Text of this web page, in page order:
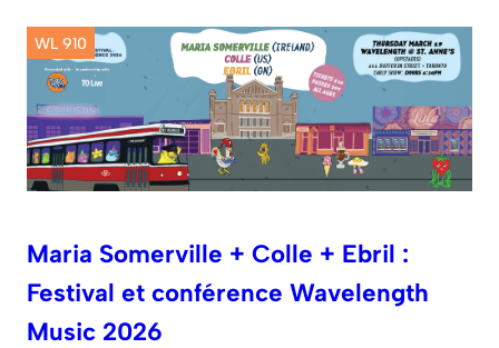
WL 910
Maria Somerville + Colle + Ebril :
Festival et conférence Wavelength
Music 2026